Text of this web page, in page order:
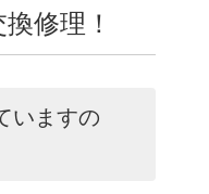
修理！
いますの